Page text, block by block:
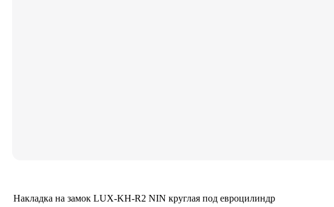
Накладка на замок LUX-KH-R2 NIN круглая под евроцилиндр